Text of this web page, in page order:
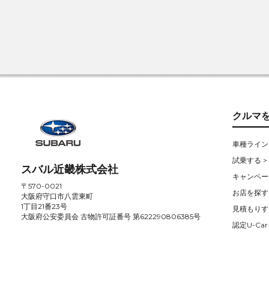
スバル近畿株式会社
〒570-0021
大阪府守口市八雲東町
1丁目21番23号
大阪府公安委員会 古物許可証番号 第622290806385号
クルマ
車種ライ
試乗する >
キャンペ
お店を探
見積もり
認定U-Car